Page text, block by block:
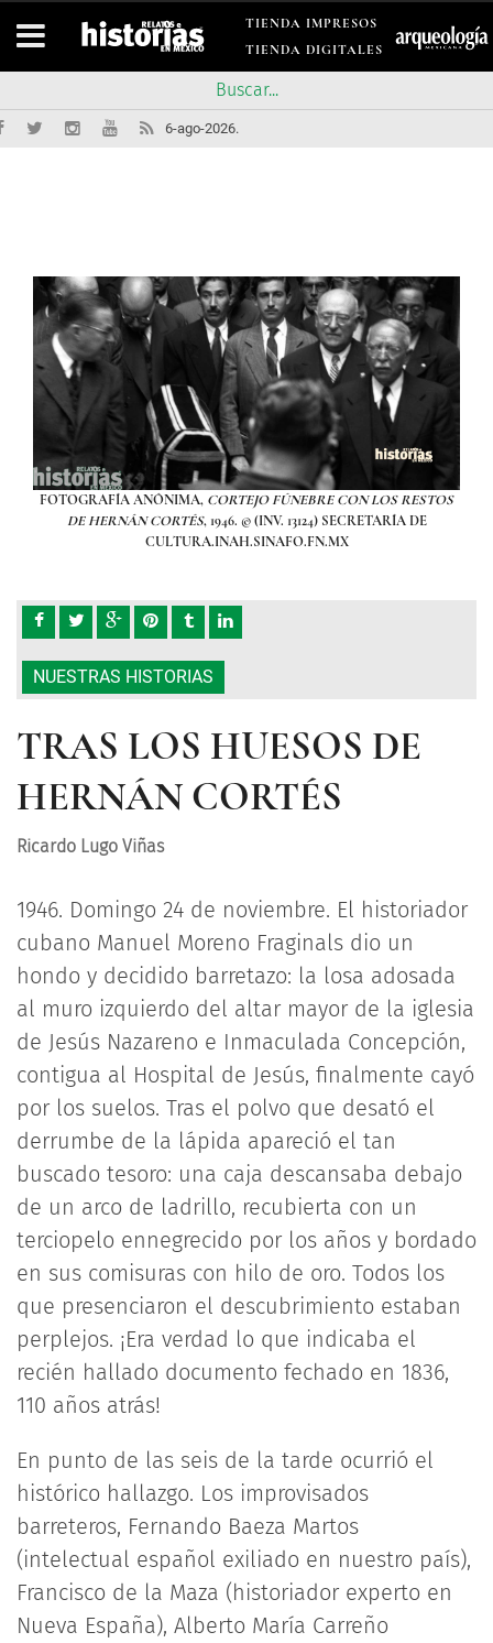
TIENDA IMPRESOS
TIENDA DIGITALES
6-ago-2026.
FOTOGRAFÍA ANÓNIMA, CORTEJO FÚNEBRE CON LOS RESTOS
DE HERNÁN CORTÉS, 1946. © (INV. 13124) SECRETARÍA DE
CULTURA.INAH.SINAFO.FN.MX
NUESTRAS HISTORIAS
TRAS LOS HUESOS DE
HERNÁN CORTÉS
Ricardo Lugo Viñas
1946. Domingo 24 de noviembre. El historiador
cubano Manuel Moreno Fraginals dio un
hondo y decidido barretazo: la losa adosada
al muro izquierdo del altar mayor de la iglesia
de Jesús Nazareno e Inmaculada Concepción,
contigua al Hospital de Jesús, finalmente cayó
por los suelos. Tras el polvo que desató el
derrumbe de la lápida apareció el tan
buscado tesoro: una caja descansaba debajo
de un arco de ladrillo, recubierta con un
terciopelo ennegrecido por los años y bordado
en sus comisuras con hilo de oro. Todos los
que presenciaron el descubrimiento estaban
perplejos. ¡Era verdad lo que indicaba el
recién hallado documento fechado en 1836,
110 años atrás!
En punto de las seis de la tarde ocurrió el
histórico hallazgo. Los improvisados
barreteros, Fernando Baeza Martos
(intelectual español exiliado en nuestro país),
Francisco de la Maza (historiador experto en
Nueva España), Alberto María Carreño